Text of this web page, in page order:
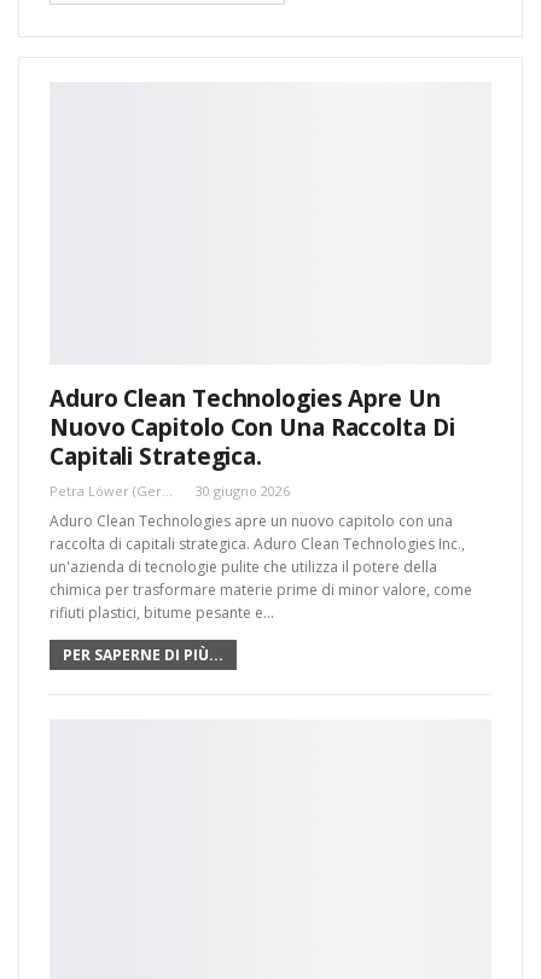
Aduro Clean Technologies Apre Un
Nuovo Capitolo Con Una Raccolta Di
Capitali Strategica.
Petra Löwer (Germania) 30 giugno 2026
Aduro Clean Technologies apre un nuovo capitolo con una
raccolta di capitali strategica. Aduro Clean Technologies Inc.,
un'azienda di tecnologie pulite che utilizza il potere della
chimica per trasformare materie prime di minor valore, come
rifiuti plastici, bitume pesante e...
PER SAPERNE DI PIÙ...